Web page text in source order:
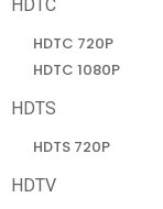
HDTC
HDTC 720P
HDTC 1080P
HDTS
HDTS 720P
HDTV